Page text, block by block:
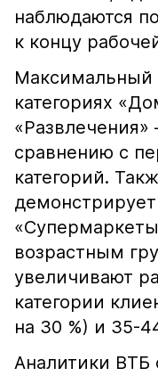
наблюдаются
к концу
Максимальный
категориях
сравнению с
категорий.
демонстрирует
возрастным
увеличивают
категории
на 30 %) и 35-
Аналитики ВТБ